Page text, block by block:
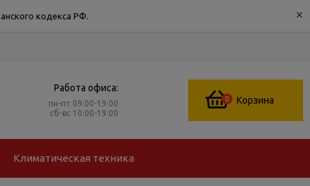
кодекса РФ. ×
Работа офиса:
пн-пт 09:00-19:00
сб-вс 10:00-19:00
0 Корзина
Климатическая техника